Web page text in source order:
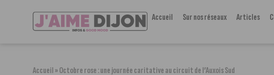
Accueil Sur nos réseaux Articles
Accueil»Octobre rose : une journée caritative au circuit de l’Auxois Sud